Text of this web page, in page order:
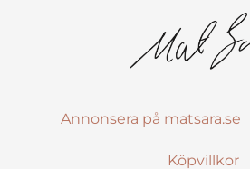
Annonsera på matsara.se
Köpvillkor